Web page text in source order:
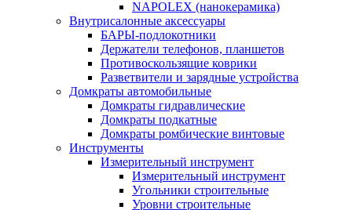
NAPOLEX (нанокерамика)
Внутрисалонные аксессуары
БАРЫ-подлокотники
Держатели телефонов, планшетов
Противоскользящие коврики
Разветвители и зарядные устройства
Домкраты автомобильные
Домкраты гидравлические
Домкраты подкатные
Домкраты ромбические винтовые
Инструменты
Измерительный инструмент
Измерительный инструмент
Угольники строительные
Уровни строительные